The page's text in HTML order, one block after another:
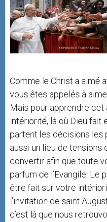
Comme le Christ a aimé
vous êtes appelés à
Mais pour apprendre cet
intériorité, là où Dieu fait
partent les décisions les
aussi un lieu de tensions
convertir afin que toute
parfum de l’Evangile. Le
être fait sur votre
l’invitation de saint
c’est là que nous